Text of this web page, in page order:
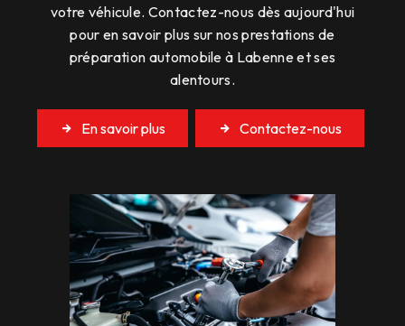
votre véhicule. Contactez-nous dès aujourd'hui
pour en savoir plus sur nos prestations de
préparation automobile à Labenne et ses
alentours.
En savoir plus Contactez-nous